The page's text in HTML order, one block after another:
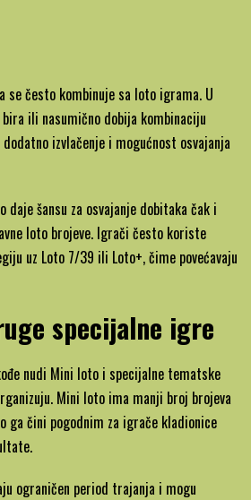
se često kombinuje sa loto igrama. U
ili nasumično dobija kombinaciju
izvlačenje i mogućnost osvajanja
šansu za osvajanje dobitaka čak i
loto brojeve. Igrači često koriste
uz Loto 7/39 ili Loto+, čime povećavaju
specijalne igre
nudi Mini loto i specijalne tematske
Mini loto ima manji broj brojeva
ga čini pogodnim za igrače kladionice
ograničen period trajanja i mogu